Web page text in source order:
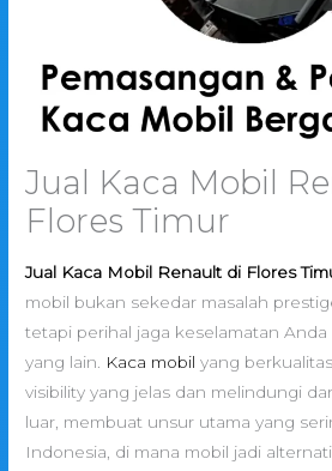
Jual Kaca Mobil
Flores Timur
Jual Kaca Mobil Renault di Flores
mobil bukan sekedar masalah
tetapi perihal jaga keselamatan
yang lain.
Kaca mobil yang
visibility yang jelas dan melindungi
luar, membuat unsur utama yang
Indonesia, di mana mobil jadi